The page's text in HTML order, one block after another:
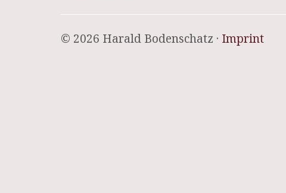
© 2026 Harald Bodenschatz · Imprint